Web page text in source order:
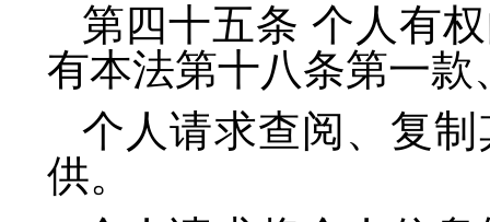
第四十五条 个人有
有本法第十八条第一
个人请求查阅、复
供。